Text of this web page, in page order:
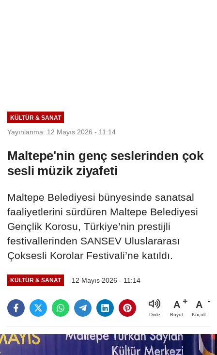
KÜLTÜR & SANAT
Yayınlanma: 12 Mayıs 2026 - 11:14
Maltepe'nin genç seslerinden çok
sesli müzik ziyafeti
Maltepe Belediyesi bünyesinde sanatsal
faaliyetlerini sürdüren Maltepe Belediyesi
Gençlik Korosu, Türkiye’nin prestijli
festivallerinden SANSEV Uluslararası
Çoksesli Korolar Festivali’ne katıldı.
KÜLTÜR & SANAT 12 Mayıs 2026 - 11:14
Dinle
A
Büyüt
A
Küçült